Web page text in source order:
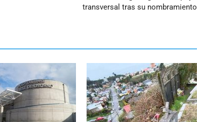
transversal tras su nombramiento